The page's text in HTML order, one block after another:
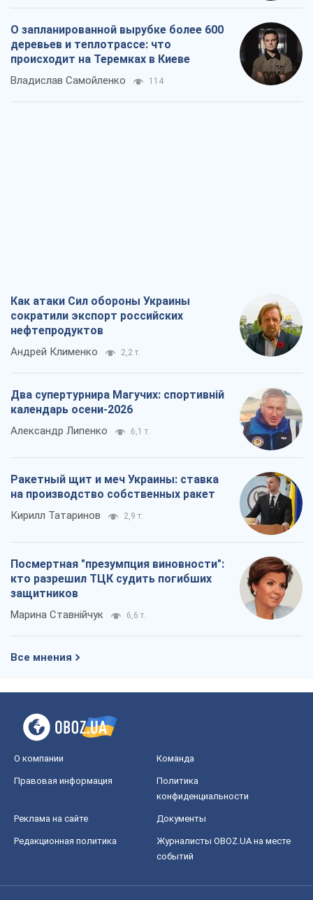
О запланированной вырубке более 600
деревьев и теплотрассе: что
происходит на Теремках в Киеве
Владислав Самойленко 114
Как атаки Сил обороны Украины
сократили экспорт российских
нефтепродуктов
Андрей Клименко 2,2 т.
Два супертурнира Магучих: спортивній
календарь осени-2026
Александр Липенко 6,1 т.
Ракетный щит и меч Украины: ставка
на производство собственных ракет
Кирилл Татаринов 2,9 т.
Посмертная "презумпция виновности":
кто разрешил ТЦК судить погибших
защитников
Марина Ставнійчук 6,6 т.
Все мнения
О компании Команда
Правовая информация
Политика
конфиденциальности
Реклама на сайте Документы
Редакционная политика
Журналисты OBOZ.UA на месте
событий